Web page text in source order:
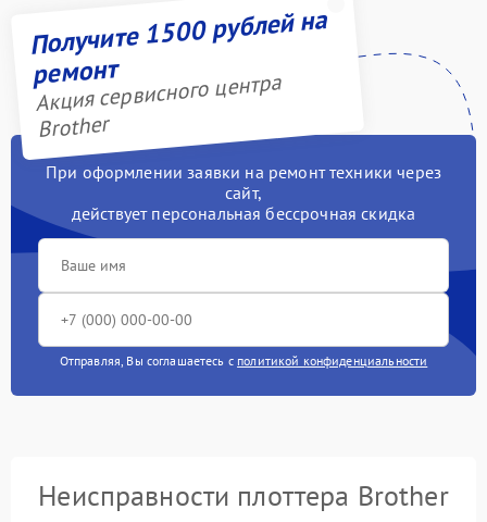
Получите 1500 рублей на
ремонт
Акция сервисного центра
Brother
При оформлении заявки на ремонт техники через
сайт,
действует персональная бессрочная скидка
Отправляя, Вы соглашаетесь с политикой конфиденциальности
Неисправности плоттера Brother